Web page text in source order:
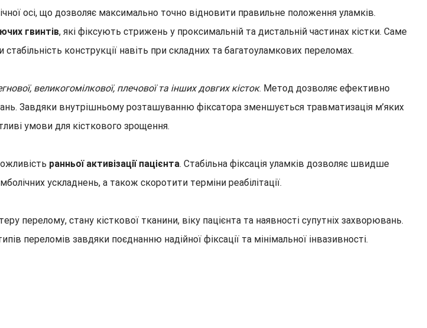
осі, що дозволяє максимально точно відновити правильне положення уламків.
гвинтів, які фіксують стрижень у проксимальній та дистальній частинах кістки. Саме
конструкції навіть при складних та багатоуламкових переломах.
великогомілкової, плечової та інших довгих кісток. Метод дозволяє ефективно
Завдяки внутрішньому розташуванню фіксатора зменшується травматизація м’яких
умови для кісткового зрощення.
ранньої активізації пацієнта. Стабільна фіксація уламків дозволяє швидше
ускладнень, а також скоротити терміни реабілітації.
перелому, стану кісткової тканини, віку пацієнта та наявності супутніх захворювань.
переломів завдяки поєднанню надійної фіксації та мінімальної інвазивності.